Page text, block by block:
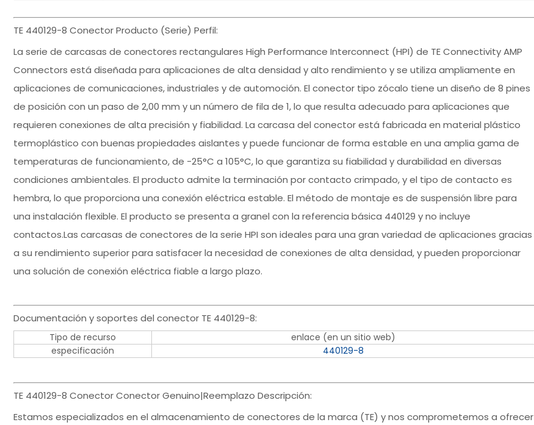
TE 440129-8 Conector Producto (Serie) Perfil:
La serie de carcasas de conectores rectangulares High Performance Interconnect (HPI) de TE Connectivity AMP
Connectors está diseñada para aplicaciones de alta densidad y alto rendimiento y se utiliza ampliamente en
aplicaciones de comunicaciones, industriales y de automoción. El conector tipo zócalo tiene un diseño de 8 pines
de posición con un paso de 2,00 mm y un número de fila de 1, lo que resulta adecuado para aplicaciones que
requieren conexiones de alta precisión y fiabilidad. La carcasa del conector está fabricada en material plástico
termoplástico con buenas propiedades aislantes y puede funcionar de forma estable en una amplia gama de
temperaturas de funcionamiento, de -25°C a 105°C, lo que garantiza su fiabilidad y durabilidad en diversas
condiciones ambientales. El producto admite la terminación por contacto crimpado, y el tipo de contacto es
hembra, lo que proporciona una conexión eléctrica estable. El método de montaje es de suspensión libre para
una instalación flexible. El producto se presenta a granel con la referencia básica 440129 y no incluye
contactos.Las carcasas de conectores de la serie HPI son ideales para una gran variedad de aplicaciones gracias
a su rendimiento superior para satisfacer la necesidad de conexiones de alta densidad, y pueden proporcionar
una solución de conexión eléctrica fiable a largo plazo.
Documentación y soportes del conector TE 440129-8:
Tipo de recurso
enlace (en un sitio web)
especificación
440129-8
TE 440129-8 Conector Conector Genuino|Reemplazo Descripción:
Estamos especializados en el almacenamiento de conectores de la marca (TE) y nos comprometemos a ofrecer